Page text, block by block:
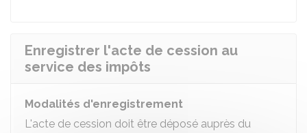
Enregistrer l'acte de cession au
service des impôts
Modalités d'enregistrement
L'acte de cession doit être déposé auprès du